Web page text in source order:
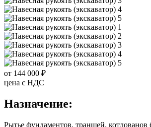
от 144 000 ₽
цена c НДС
Назначение:
Рытье фундаментов, траншей, котлованов